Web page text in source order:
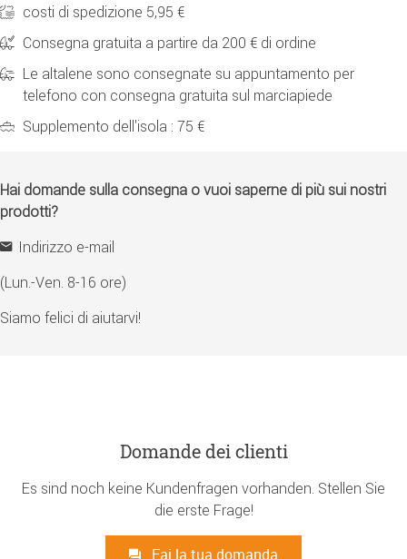
costi di spedizione 5,95 €
Consegna gratuita a partire da 200 € di ordine
Le altalene sono consegnate su appuntamento per
telefono con consegna gratuita sul marciapiede
Supplemento dell'isola : 75 €
Hai domande sulla consegna o vuoi saperne di più sui nostri
prodotti?
Indirizzo e-mail
(Lun.-Ven. 8-16 ore)
Siamo felici di aiutarvi!
Domande dei clienti
Es sind noch keine Kundenfragen vorhanden. Stellen Sie
die erste Frage!
Fai la tua domanda